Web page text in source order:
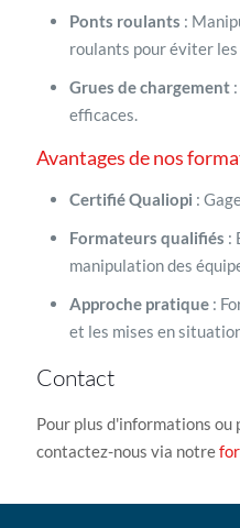
Ponts roulants :
roulants pour éviter les
Grues de chargement
efficaces.
Avantages de nos
Certifié Qualiopi :
Formateurs qualifiés :
manipulation des
Approche pratique :
et les mises en
Contact
Pour plus d'informations
contactez-nous via notre